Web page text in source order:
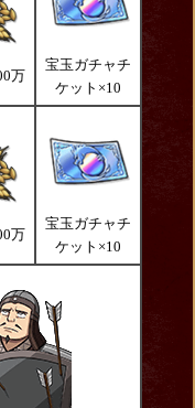
万
宝玉ガチャチ
ケット×10
万
宝玉ガチャチ
ケット×10